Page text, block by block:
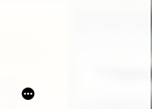
na Polakach z Wolnego